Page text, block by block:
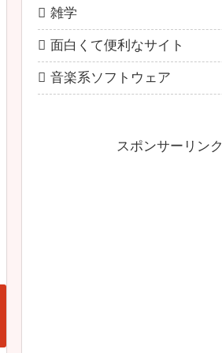
雑学
面白くて便利なサイト
音楽系ソフトウェア
スポンサーリンク